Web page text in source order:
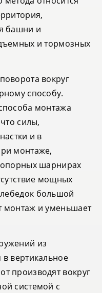
башни и
и тормозных
вокруг
способу.
монтажа
силы,
и в
монтаже,
шарнирах
мощных
большой
монтаж и уменьшает
из
вертикальное
производят вокруг
системой с